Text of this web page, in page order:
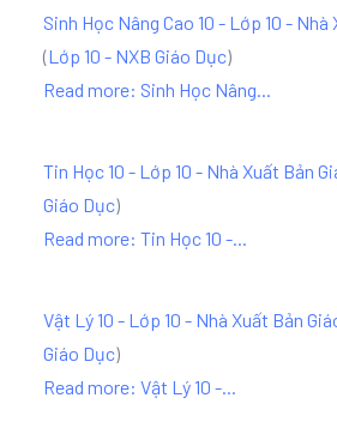
Sinh Học Nâng Cao 10 - Lớp 10 -
(Lớp 10 - NXB Giáo Dục)
Read more: Sinh Học Nâng...
Tin Học 10 - Lớp 10 - Nhà Xuất Bản
Giáo Dục)
Read more: Tin Học 10 -...
Vật Lý 10 - Lớp 10 - Nhà Xuất Bản
Giáo Dục)
Read more: Vật Lý 10 -...